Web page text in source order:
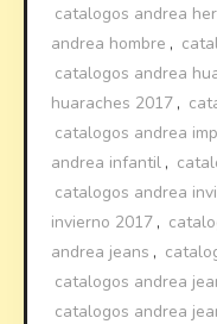
catalogos andrea
andrea hombre ,
catalogos andrea
huaraches 2017 ,
catalogos andrea
andrea infantil ,
catalogos andrea
invierno 2017 ,
andrea jeans ,
catalogos andrea
catalogos andrea